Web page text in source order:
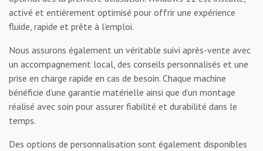
activé et entièrement optimisé pour offrir une expérience
fluide, rapide et prête à l’emploi.
Nous assurons également un véritable suivi après-vente avec
un accompagnement local, des conseils personnalisés et une
prise en charge rapide en cas de besoin. Chaque machine
bénéficie d’une garantie matérielle ainsi que d’un montage
réalisé avec soin pour assurer fiabilité et durabilité dans le
temps.
Des options de personnalisation sont également disponibles